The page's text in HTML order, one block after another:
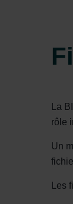
La
rôle
Un
Les